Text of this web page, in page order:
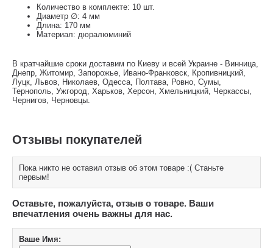
Количество в комплекте: 10 шт.
Диаметр ∅: 4 мм
Длина: 170 мм
Материал: дюралюминий
В кратчайшие сроки доставим по Киеву и всей Украине - Винница,
Днепр, Житомир, Запорожье, Ивано-Франковск, Кропивницкий,
Луцк, Львов, Николаев, Одесса, Полтава, Ровно, Сумы,
Тернополь, Ужгород, Харьков, Херсон, Хмельницкий, Черкассы,
Чернигов, Черновцы.
Отзывы покупателей
Пока никто не оставил отзыв об этом товаре :( Станьте
первым!
Оставьте, пожалуйста, отзыв о товаре. Ваши
впечатления очень важны для нас.
Ваше Имя: